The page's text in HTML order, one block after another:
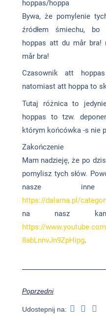
hoppas/hoppa
Bywa, że pomylenie
źródłem śmiechu,
hoppas att du mår bra!
mår bra!
Czasownik att
natomiast att hoppa to
Tutaj różnica to
hoppas to tzw.
którym końcówka -s nie
Zakończenie
Mam nadzieję, że po
pomylisz tych słów.
nasze
https://dalarna.pl/
na nasz
https://
8abLnnvJn9ZpHipg.
Poprzedni
Udostepnij na: